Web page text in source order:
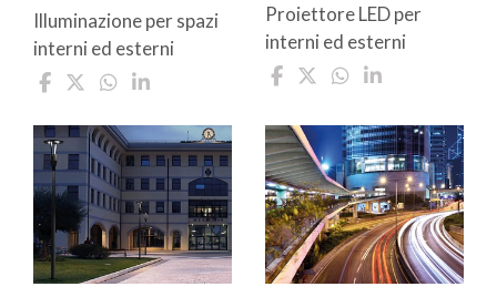
Illuminazione per spazi
interni ed esterni
Proiettore LED per
interni ed esterni